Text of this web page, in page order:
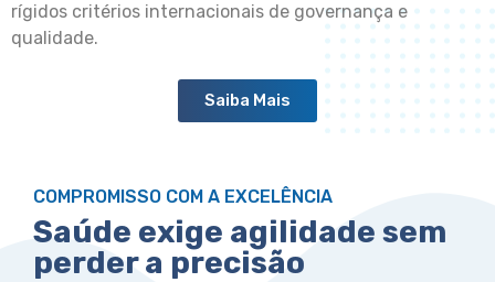
rígidos critérios internacionais de governança e
qualidade.
Saiba Mais
COMPROMISSO COM A EXCELÊNCIA
Saúde exige agilidade sem
perder a precisão